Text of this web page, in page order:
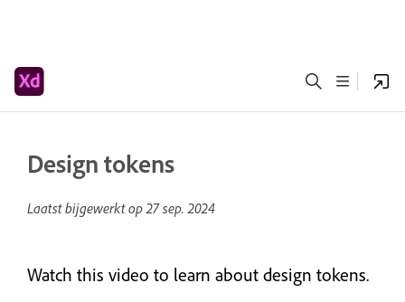
Design tokens
Laatst bijgewerkt op27 sep. 2024
Watch this video to learn about design tokens.